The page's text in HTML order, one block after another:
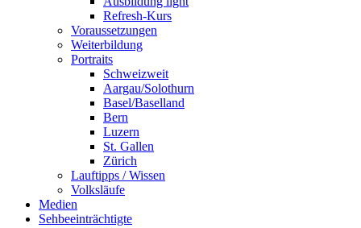
Refresh-Kurs
Voraussetzungen
Weiterbildung
Portraits
Schweizweit
Aargau/Solothurn
Basel/Baselland
Bern
Luzern
St. Gallen
Zürich
Lauftipps / Wissen
Volksläufe
Medien
Sehbeeinträchtigte